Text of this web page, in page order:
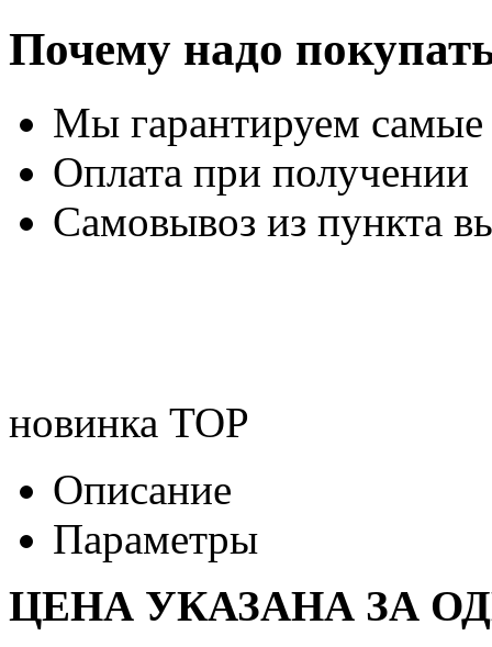
Почему надо
Мы гарантируем
Оплата при получении
Самовывоз из пункта
новинка TOP
Описание
Параметры
ЦЕНА УКАЗАНА ЗА